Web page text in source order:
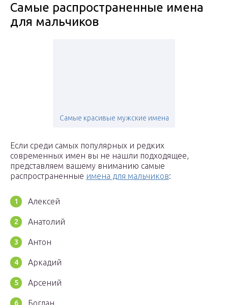
Самые распространенные имена
для мальчиков
Самые красивые мужские имена
Если среди самых популярных и редких
современных имен вы не нашли подходящее,
представляем вашему вниманию самые
распространенные имена для мальчиков:
Алексей
Анатолий
Антон
Аркадий
Арсений
Богдан